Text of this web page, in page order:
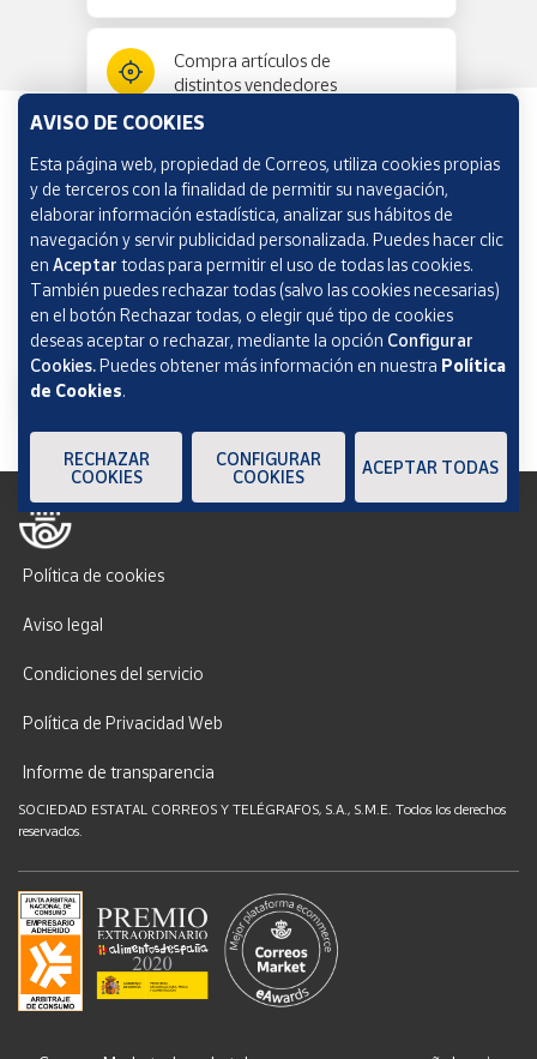
Compra artículos de
distintos vendedores
Información y ayuda
Correos Market
Política de cookies
Aviso legal
Condiciones del servicio
Política de Privacidad Web
Informe de transparencia
SOCIEDAD ESTATAL CORREOS Y TELÉGRAFOS, S.A., S.M.E. Todos los derechos
reservados.
AVISO DE COOKIES
Esta página web, propiedad de Correos, utiliza cookies propias
y de terceros con la finalidad de permitir su navegación,
elaborar información estadística, analizar sus hábitos de
navegación y servir publicidad personalizada. Puedes hacer clic
en Aceptar todas para permitir el uso de todas las cookies.
También puedes rechazar todas (salvo las cookies necesarias)
en el botón Rechazar todas, o elegir qué tipo de cookies
deseas aceptar o rechazar, mediante la opción Configurar
Cookies.Puedes obtener más información en nuestra Política
de Cookies.
RECHAZAR
COOKIES
CONFIGURAR
COOKIES
ACEPTAR TODAS